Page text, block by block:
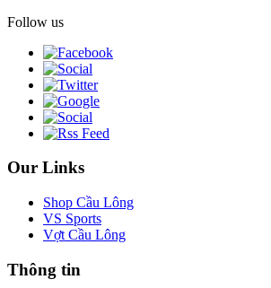
Follow us
Our Links
Shop Cầu Lông
VS Sports
Vợt Cầu Lông
Thông tin